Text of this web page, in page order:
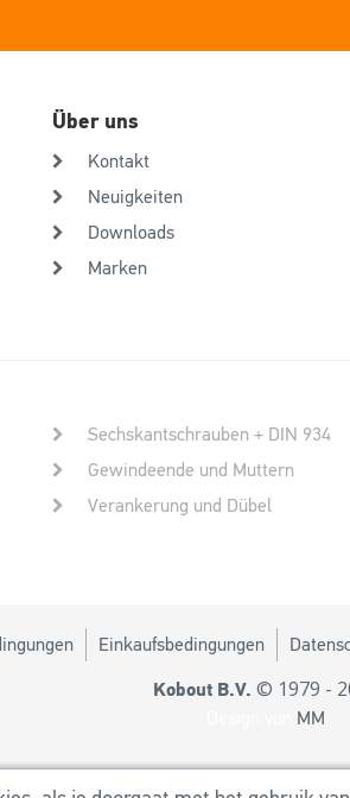
Über uns
Kontakt
Neuigkeiten
Downloads
Marken
Sechskantschrauben + DIN 934
Gewindeende und Muttern
Verankerung und Dübel
Einkaufsbedingungen
Kobout B.V. © 1979 -
MM